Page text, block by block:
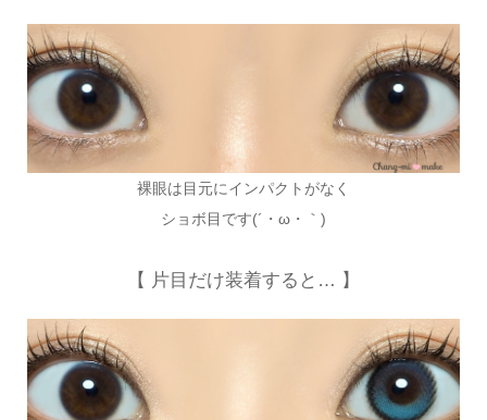
裸眼は目元にインパクトがなく
ショボ目です(´・ω・｀)
【 片目だけ装着すると… 】